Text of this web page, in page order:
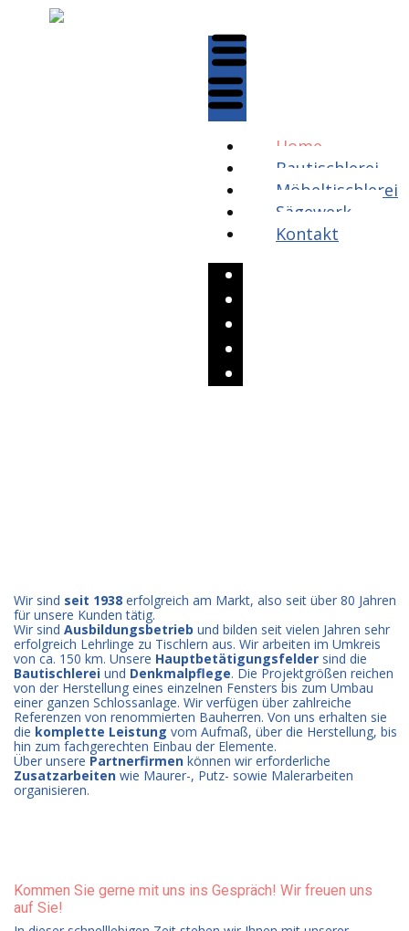
Home
Bautischlerei
Möbeltischlerei
Sägewerk
Kontakt
Wir sind seit 1938 erfolgreich am Markt, also seit über 80 Jahren
für unsere Kunden tätig.
Wir sind Ausbildungsbetrieb und bilden seit vielen Jahren sehr
erfolgreich Lehrlinge zu Tischlern aus. Wir arbeiten im Umkreis
von ca. 150 km. Unsere Hauptbetätigungsfelder sind die
Bautischlerei und Denkmalpflege. Die Projektgrößen reichen
von der Herstellung eines einzelnen Fensters bis zum Umbau
einer ganzen Schlossanlage. Wir verfügen über zahlreiche
Referenzen von renommierten Bauherren. Von uns erhalten sie
die komplette Leistung vom Aufmaß, über die Herstellung, bis
hin zum fachgerechten Einbau der Elemente.
Über unsere Partnerfirmen können wir erforderliche
Zusatzarbeiten wie Maurer-, Putz- sowie Malerarbeiten
organisieren.
Kommen Sie gerne mit uns ins Gespräch! Wir freuen uns
auf Sie!